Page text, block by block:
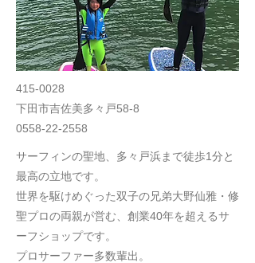
415-0028
下田市吉佐美多々戸58-8
0558-22-2558
サーフィンの聖地、多々戸浜まで徒歩1分と
最高の立地です。
世界を駆けめぐった双子の兄弟大野仙雅・修
聖プロの両親が営む、創業40年を超えるサ
ーフショップです。
プロサーファー多数輩出。